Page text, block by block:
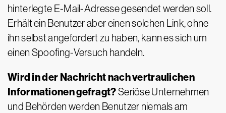
hinterlegte E-Mail-Adresse gesendet werden soll.
Erhält ein Benutzer aber einen solchen Link, ohne
ihn selbst angefordert zu haben, kann es sich um
einen Spoofing-Versuch handeln.
Wird in der Nachricht nach vertraulichen
Informationen gefragt?Seriöse Unternehmen
und Behörden werden Benutzer niemals am